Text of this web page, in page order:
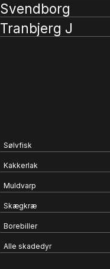
Svendborg
Tranbjerg J
Sølvfisk
Kakkerlak
Muldvarp
Skægkræ
Borebiller
Alle skadedyr